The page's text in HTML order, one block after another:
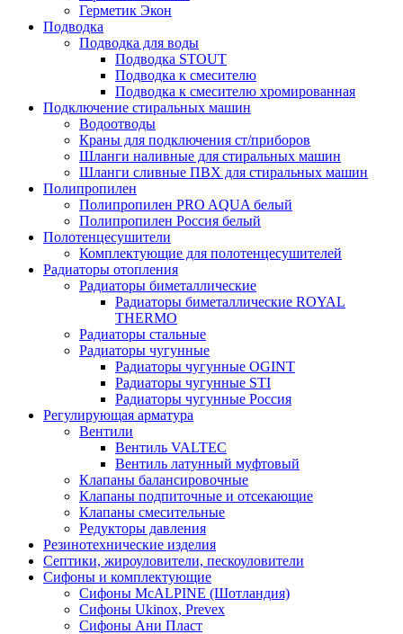
Герметик Экон
Подводка
Подводка для воды
Подводка STOUT
Подводка к смесителю
Подводка к смесителю хромированная
Подключение стиральных машин
Водоотводы
Краны для подключения ст/приборов
Шланги наливные для стиральных машин
Шланги сливные ПВХ для стиральных машин
Полипропилен
Полипропилен PRO AQUA белый
Полипропилен Россия белый
Полотенцесушители
Комплектующие для полотенцесушителей
Радиаторы отопления
Радиаторы биметаллические
Радиаторы биметаллические ROYAL
THERMO
Радиаторы стальные
Радиаторы чугунные
Радиаторы чугунные OGINT
Радиаторы чугунные STI
Радиаторы чугунные Россия
Регулирующая арматура
Вентили
Вентиль VALTEC
Вентиль латунный муфтовый
Клапаны балансировочные
Клапаны подпиточные и отсекающие
Клапаны смесительные
Редукторы давления
Резинотехнические изделия
Септики, жироуловители, пескоуловители
Сифоны и комплектующие
Сифоны McALPINE (Шотландия)
Сифоны Ukinox, Prevex
Сифоны Ани Пласт